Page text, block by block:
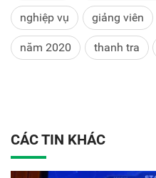
nghiệp vụ giảng viên
năm 2020 thanh tra
CÁC TIN KHÁC